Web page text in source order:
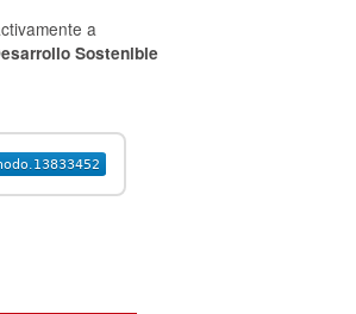
a
Sostenible